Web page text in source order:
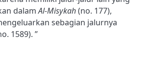
dalamAl-Misykah(no. 177),
sebagian jalurnya
1589). ”